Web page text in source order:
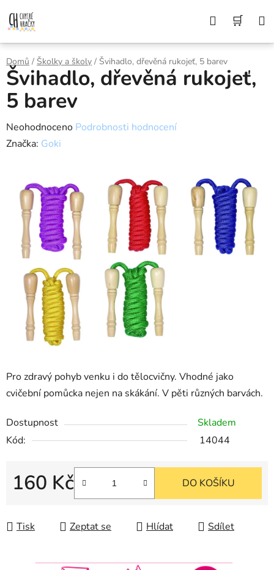
na
obsah
Z DŮVODU DOVOLENÉ BUDEME VAŠE
OBJEDNÁVKY ODESÍLAT AŽ 10. 8. DĚKUJEME
ZA POCHOPENÍ A PŘEJEME KRÁSNÉ LÉTO🌞
Hledat
Domů / Školky a školy / Švihadlo, dřevěná rukojeť, 5 barev
Pro zdravý pohyb venku i do tělocvičny. Vhodné jako
cvičební pomůcka nejen na skákání. V pěti různých barvách.
Dostupnost
Skladem
Kód:
14044
160 Kč DO KOŠÍKU
Tisk Zeptat se Hlídat Sdílet
Švihadlo, dřevěná rukojeť,
5 barev
Průměrné
hodnocení
0,0
hvězdiček.
Neohodnoceno Podrobnosti hodnocení
Značka: Goki